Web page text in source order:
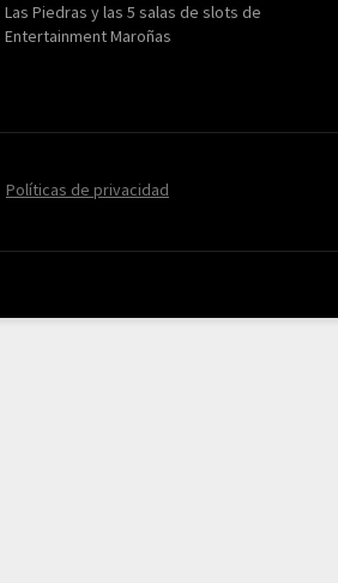
Las Piedras y las 5 salas de slots de
Entertainment Maroñas
Políticas de privacidad